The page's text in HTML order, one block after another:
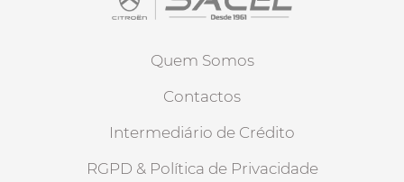
Quem Somos
Contactos
Intermediário de Crédito
RGPD & Política de Privacidade